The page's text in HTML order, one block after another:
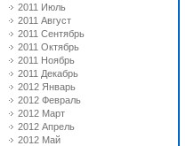
2011 Июль
2011 Август
2011 Сентябрь
2011 Октябрь
2011 Ноябрь
2011 Декабрь
2012 Январь
2012 Февраль
2012 Март
2012 Апрель
2012 Май